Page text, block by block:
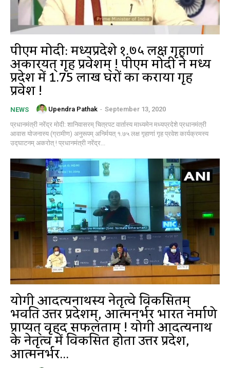
पीएम मोदी: मध्यप्रदेशे १.७५ लक्ष गृहाणां
अकारयत् गृह प्रवेशम् ! पीएम मोदी ने मध्य
प्रदेश में 1.75 लाख घरों का कराया गृह
प्रवेश !
NEWS Upendra Pathak - September 13, 2020
प्रधानमंत्री नरेंद्र मोदी: शानिवासरम् चित्रपट वार्तास्य माध्यमेन मध्यप्रदेशे प्रधानमंत्री
आवास योजनास्य (ग्रामीण) अनुरूपम् अनिर्मयत् १.७५ लक्ष गृहाणां गृह प्रवेश कार्यक्रमस्य
उद्घाटनम् अकरोत् ! प्रधानमंत्री नरेंद्र...
योगी आदित्यनाथस्य नेतृत्वे विकसितम्
भवति उत्तर प्रदेशम्, आत्मनिर्भर भारत निर्माणे
प्राप्यत् वृहद सफलताम् ! योगी आदित्यनाथ
के नेतृत्व में विकसित होता उत्तर प्रदेश,
आत्मनिर्भर...